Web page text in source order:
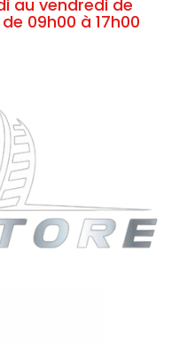
au vendredi de
09h00 à 17h00